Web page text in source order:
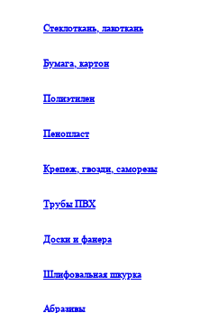
Стеклоткань, лакоткань
Бумага, картон
Полиэтилен
Пенопласт
Крепеж, гвозди, саморезы
Трубы ПВХ
Доски и фанера
Шлифовальная шкурка
Абразивы